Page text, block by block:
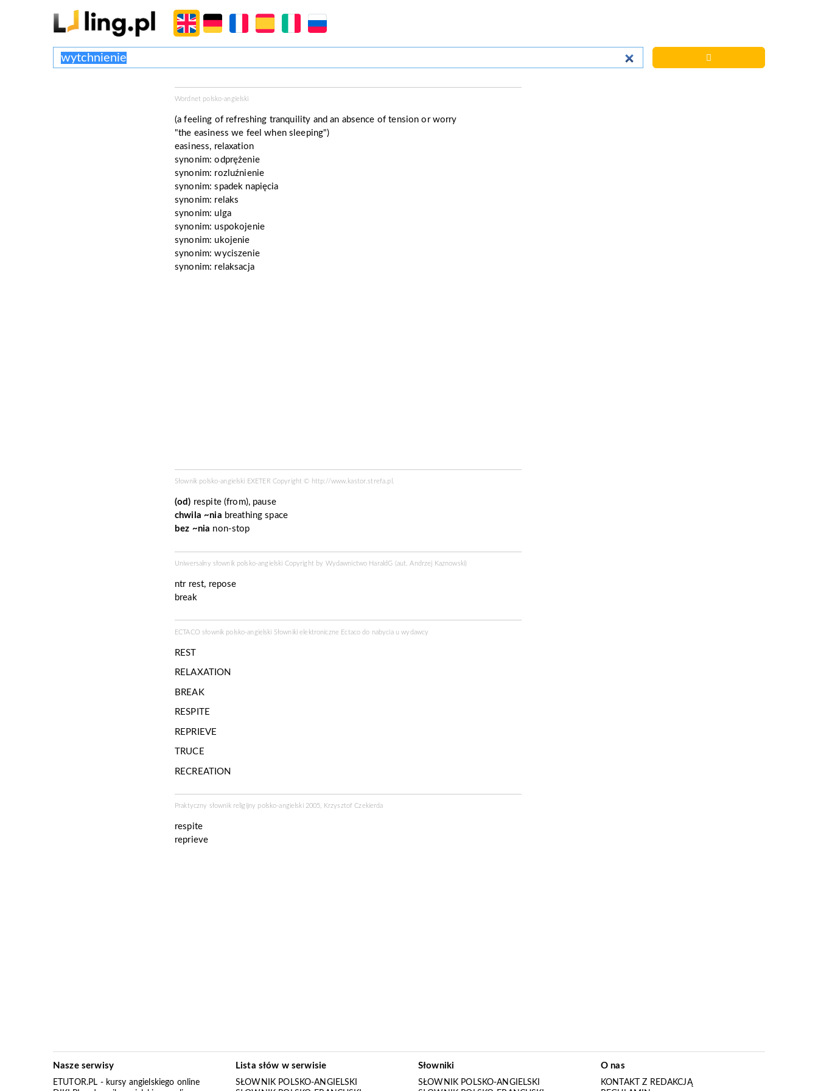
Wordnet polsko-angielski
(a feeling of refreshing tranquility and an absence of tension or worry
"the easiness we feel when sleeping")
easiness, relaxation
synonim:odprężenie
synonim: rozluźnienie
synonim:spadek napięcia
synonim: relaks
synonim: ulga
synonim: uspokojenie
synonim: ukojenie
synonim:wyciszenie
synonim: relaksacja
Słownik polsko-angielski EXETER Copyright © http://www.kastor.strefa.pl
(od) respite (from), pause
chwila ~nia breathing space
bez ~nia non-stop
Uniwersalny słownik polsko-angielski Copyright by Wydawnictwo HaraldG (aut. Andrzej Kaznowski)
ntrrest, repose
break
ECTACO słownik polsko-angielski Słowniki elektroniczne Ectaco do nabycia uwydawcy
REST
RELAXATION
BREAK
RESPITE
REPRIEVE
TRUCE
RECREATION
Praktyczny słownik religijny polsko-angielski 2005, Krzysztof Czekierda
respite
reprieve
Nasze serwisy
ETUTOR.PL - kursy angielskiego online
Lista słów w serwisie
SŁOWNIK POLSKO-ANGIELSKI
Słowniki
SŁOWNIK POLSKO-ANGIELSKI
O nas
KONTAKT Z REDAKCJĄ